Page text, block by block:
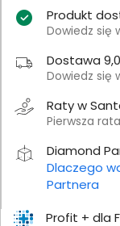
Profit + dla
Produkt
Dowiedz się
Dostawa
Dowiedz się
Raty w
Pierwsza
Diamond
Dlaczego
Partnera